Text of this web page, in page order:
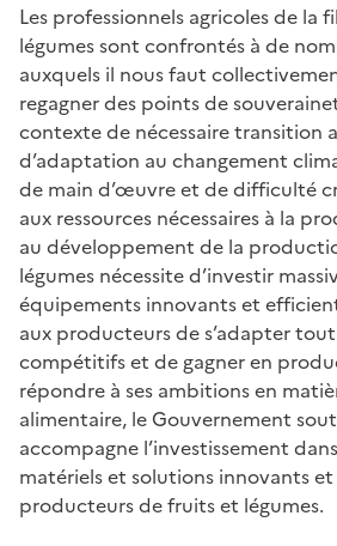
Les professionnels agricoles de la
légumes sont confrontés à de
auxquels il nous faut
regagner des points de
contexte de nécessaire transition
d’adaptation au changement
de main d’œuvre et de difficulté
aux ressources nécessaires à la
au développement de la
légumes nécessite d’investir
équipements innovants et
aux producteurs de s’adapter
compétitifs et de gagner en
répondre à ses ambitions en
alimentaire, le Gouvernement
accompagne l’investissement
matériels et solutions innovants
producteurs de fruits et légumes.